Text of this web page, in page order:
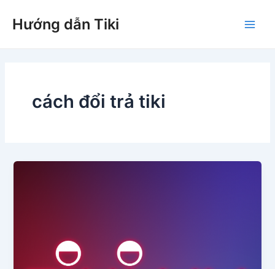
Hướng dẫn Tiki
cách đổi trả tiki